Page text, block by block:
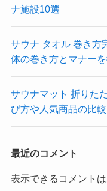
ナ施設10選
サウナ タオル 巻き方
体の巻き方とマナー
サウナマット 折りた
び方や人気商品の比
最近のコメント
表示できるコメントは